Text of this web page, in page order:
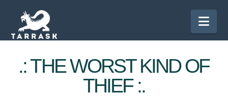
.: THE WORST KIND OF
THIEF :.